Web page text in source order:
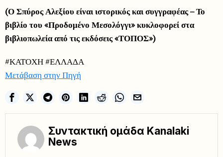
(Ο Σπύρος Αλεξίου είναι ιστορικός και συγγραφέας – Το
βιβλίο του «Προδομένο Μεσολόγγι» κυκλοφορεί στα
βιβλιοπωλεία από τις εκδόσεις «ΤΟΠΟΣ»)
#ΚΑΤΟΧΗ #ΕΛΛΑΔΑ
Μετάβαση στην Πηγή
Συντακτική ομάδα Kanalaki
News